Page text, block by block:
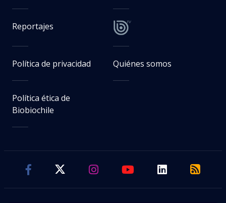
Reportajes
Política de privacidad Quiénes somos
Política ética de
Biobiochile